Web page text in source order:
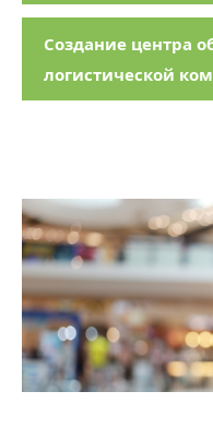
Создание центра
логистической